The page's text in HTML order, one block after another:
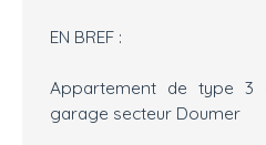
EN BREF :
Appartement de type 3
garage secteur Doumer